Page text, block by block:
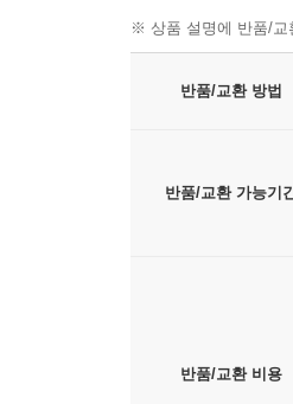
※ 상품 설명에 반품/교
반품/교환 방법
반품/교환 가능기
반품/교환 비용